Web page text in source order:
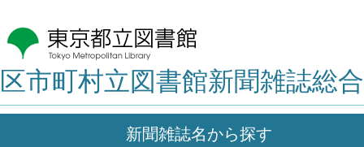
区市町村立図書館新聞雑誌総
新聞雑誌名から探す